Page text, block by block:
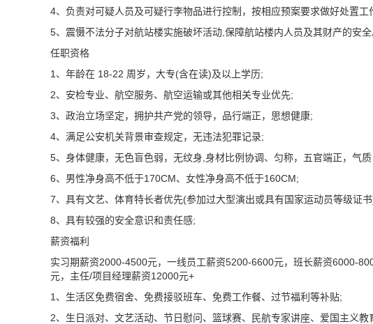
4、负责对可疑人员及可疑行李物品进行控制，按相应预案要求做好处置工
5、震慑不法分子对航站楼实施破坏活动,保障航站楼内人员及其财产的安全
任职资格
1、年龄在 18-22 周岁，大专(含在读)及以上学历;
2、安检专业、航空服务、航空运输或其他相关专业优先;
3、政治立场坚定，拥护共产党的领导，品行端正，思想健康;
4、满足公安机关背景审查规定，无违法犯罪记录;
5、身体健康，无色盲色弱，无纹身,身材比例协调、匀称，五官端正，气
6、男性净身高不低于170CM、女性净身高不低于160CM;
7、具有文艺、体育特长者优先(参加过大型演出或具有国家运动员等级证
8、具有较强的安全意识和责任感;
薪资福利
实习期薪资2000-4500元，一线员工薪资5200-6600元，班长薪资6000-
元，主任/项目经理薪资12000元+
1、生活区免费宿舍、免费接驳班车、免费工作餐、过节福利等补贴;
2、生日派对、文艺活动、节日慰问、篮球赛、民航专家讲座、爱国主义教